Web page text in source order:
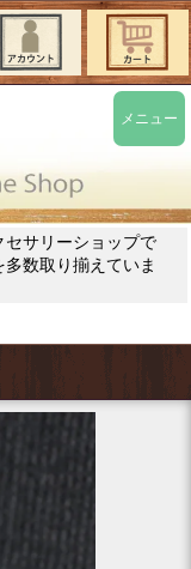
サリーショップで
数取り揃えていま
メニュー